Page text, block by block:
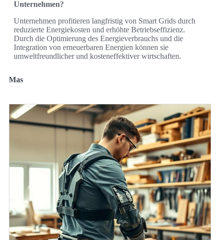
Unternehmen?
Unternehmen profitieren langfristig von Smart Grids durch
reduzierte Energiekosten und erhöhte Betriebseffizienz.
Durch die Optimierung des Energieverbrauchs und die
Integration von erneuerbaren Energien können sie
umweltfreundlicher und kosteneffektiver wirtschaften.
Mas